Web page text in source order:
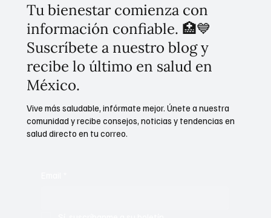
Tu bienestar comienza con
información confiable. 🏥💙
Suscríbete a nuestro blog y
recibe lo último en salud en
México.
Vive más saludable, infórmate mejor. Únete a nuestra
comunidad y recibe consejos, noticias y tendencias en
salud directo en tu correo.